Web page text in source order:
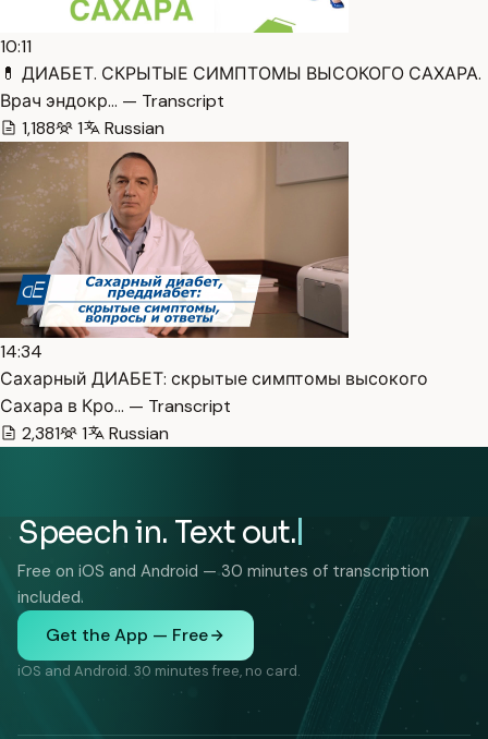
10:11
💊 ДИАБЕТ. СКРЫТЫЕ СИМПТОМЫ ВЫСОКОГО САХАРА.
Врач эндокр… — Transcript
1,188
1 Russian
14:34
Сахарный ДИАБЕТ: скрытые симптомы высокого
Сахара в Кро… — Transcript
2,381
1 Russian
Speech in. Text out.
Free on iOS and Android — 30 minutes of transcription
included.
Get the App — Free
iOS and Android. 30 minutes free, no card.